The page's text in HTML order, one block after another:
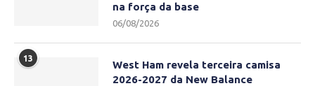
na força da base
06/08/2026
13
West Ham revela terceira camisa
2026-2027 da New Balance